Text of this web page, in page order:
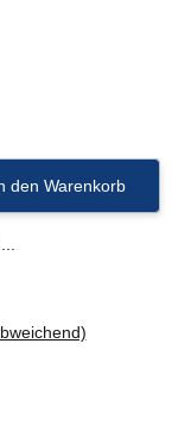
den Warenkorb